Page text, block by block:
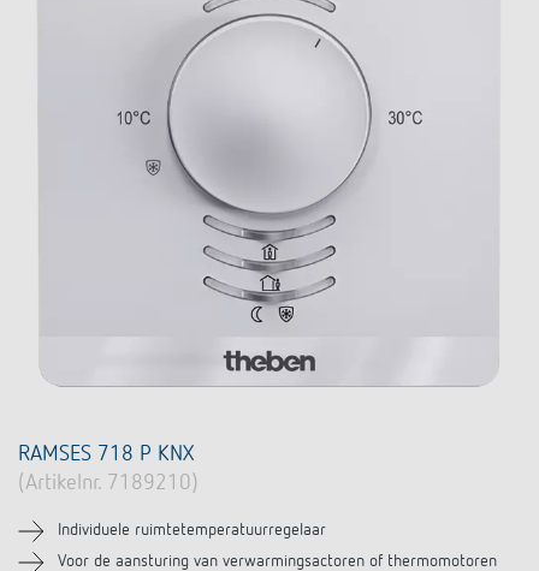
RAMSES 718 P KNX
(Artikelnr. 7189210)
Individuele ruimtetemperatuurregelaar
Voor de aansturing van verwarmingsactoren of thermomotoren